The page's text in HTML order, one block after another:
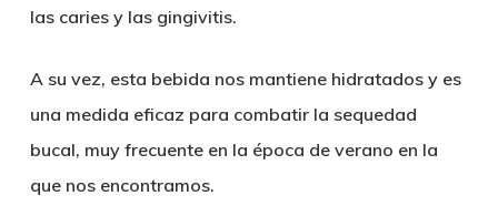
las caries y las gingivitis.
A su vez, esta bebida nos mantiene hidratadosy es
una medida eficaz para combatir la sequedad
bucal, muy frecuente en la época de verano en la
que nos encontramos.